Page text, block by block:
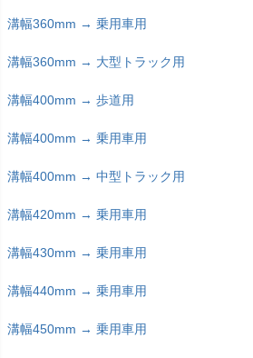
溝幅360mm → 乗用車用
溝幅360mm → 大型トラック用
溝幅400mm → 歩道用
溝幅400mm → 乗用車用
溝幅400mm → 中型トラック用
溝幅420mm → 乗用車用
溝幅430mm → 乗用車用
溝幅440mm → 乗用車用
溝幅450mm → 乗用車用